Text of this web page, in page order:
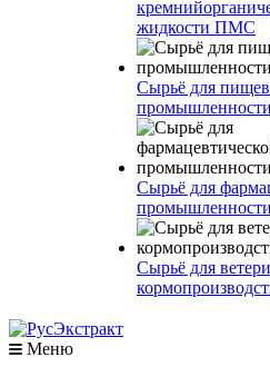
жидкости ПМС
Сырьё для
промышленности
Сырьё для
промышленности
Сырьё для
Меню